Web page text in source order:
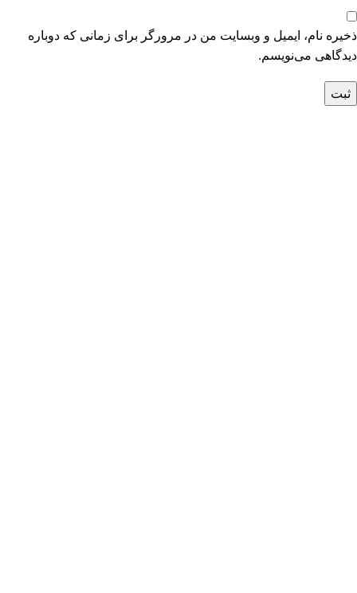
ذخیره نام، ایمیل و وبسایت من در مرورگر برای زمانی که دوباره
دیدگاهی می‌نویسم.